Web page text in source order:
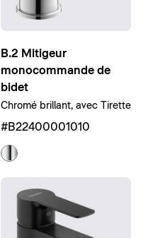
B.2 Mitigeur
monocommande de
bidet
Chromé brillant, avec Tirette
#B22400001010